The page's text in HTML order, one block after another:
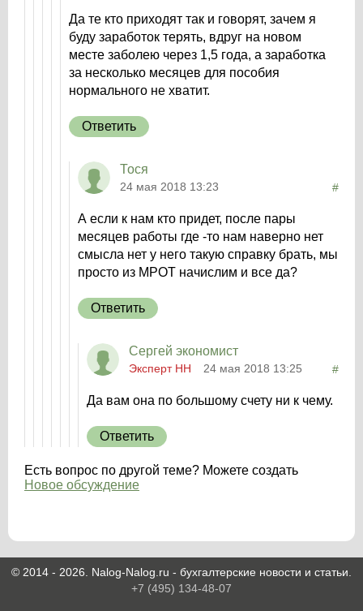
Да те кто приходят так и говорят, зачем я
буду заработок терять, вдруг на новом
месте заболею через 1,5 года, а заработка
за несколько месяцев для пособия
нормального не хватит.
Ответить
Тося
24 мая 2018 13:23 #
А если к нам кто придет, после пары
месяцев работы где -то нам наверно нет
смысла нет у него такую справку брать, мы
просто из МРОТ начислим и все да?
Ответить
Сергей экономист
Эксперт НН 24 мая 2018 13:25 #
Да вам она по большому счету ни к чему.
Ответить
Есть вопрос по другой теме? Можете создать
Новое обсуждение
© 2014 - 2026. Nalog-Nalog.ru - бухгалтерские новости и статьи.
+7 (495) 134-48-07